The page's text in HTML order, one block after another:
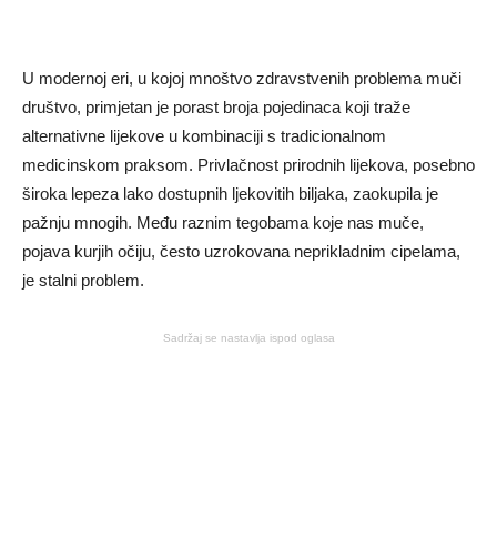
U modernoj eri, u kojoj mnoštvo zdravstvenih problema muči
društvo, primjetan je porast broja pojedinaca koji traže
alternativne lijekove u kombinaciji s tradicionalnom
medicinskom praksom. Privlačnost prirodnih lijekova, posebno
široka lepeza lako dostupnih ljekovitih biljaka, zaokupila je
pažnju mnogih. Među raznim tegobama koje nas muče,
pojava kurjih očiju, često uzrokovana neprikladnim cipelama,
je stalni problem.
Sadržaj se nastavlja ispod oglasa